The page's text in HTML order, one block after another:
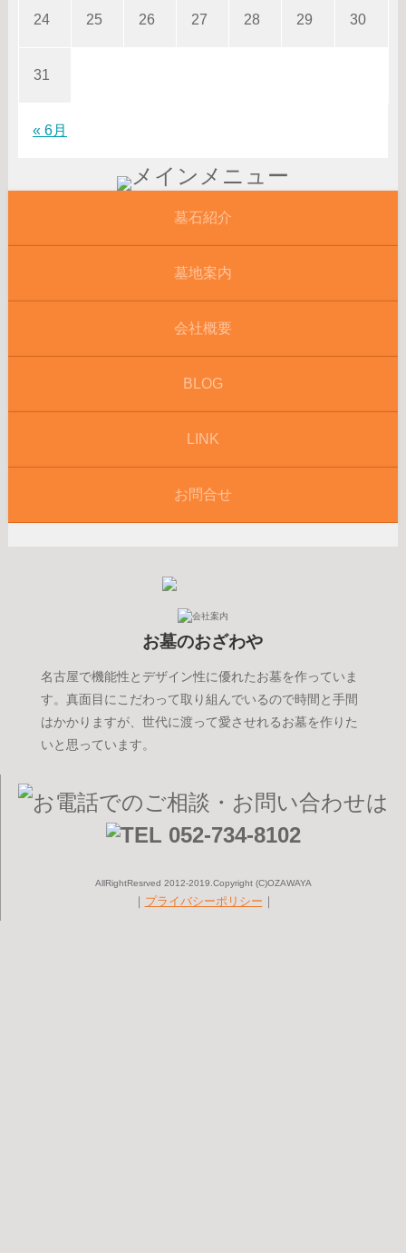
« 6月
24 25 26 27 28 29 30
31
墓石紹介
墓地案内
会社概要
BLOG
LINK
お問合せ
お墓のおざわや
名古屋で機能性とデザイン性に優れたお墓を作っていま
す。真面目にこだわって取り組んでいるので時間と手間
はかかりますが、世代に渡って愛させれるお墓を作りた
いと思っています。
AllRightResrved 2012-2019.Copyright (C)OZAWAYA
｜ プライバシーポリシー ｜